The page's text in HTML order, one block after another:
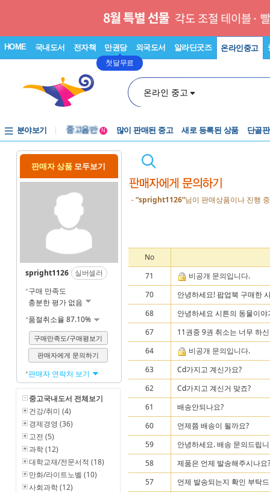
HOME 국내도서 전자책 만권당
첫달무료
외국도서 알라딘굿즈 온라인중고
온라인 중고
분야보기
중고음반
N 많이 판매된 중고 새로 등록된 상품 단골
판매자 상품 모두보기
spright1126
실버셀러
구매 만족도
충분한 평가 없음
품절취소율 87.10%
구매만족도/구매평보기
판매자에게 문의하기
판매자 연락처 보기
중고국내도서 전체보기
건강/취미 (4)
경제경영 (36)
고전 (5)
과학 (12)
대학교재/전문서적 (18)
만화/라이트노벨 (10)
사회과학 (12)
-“spright1126”님이 판매상품이나 진행
No
71
비공개 문의입니다.
70
안녕하세요! 팝업북 구매한
68
안녕하세요 시튼의 동물이
67
11권중 9권 취소는 너무 하
64
비공개 문의입니다.
63
Cd가지고 계신가요?
62
Cd가지고 계신거 맞죠?
61
배송안되나요?
60
언제쯤 배송이 될까요?
59
안녕하세요. 배송 문의드립
58
제품은 언제 발송해주시나요?
57
언제 발송되는지 확인 부탁